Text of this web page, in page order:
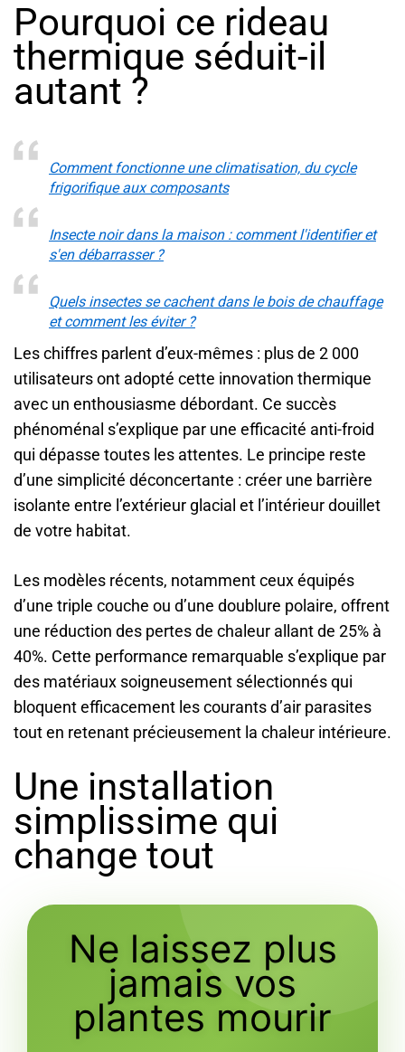
Pourquoi ce rideau
thermique séduit-il
autant ?
Comment fonctionne une climatisation, du cycle
frigorifique aux composants
Insecte noir dans la maison : comment l'identifier et
s'en débarrasser ?
Quels insectes se cachent dans le bois de chauffage
et comment les éviter ?
Les chiffres parlent d’eux-mêmes : plus de 2 000
utilisateurs ont adopté cette innovation thermique
avec un enthousiasme débordant. Ce succès
phénoménal s’explique par une efficacité anti-froid
qui dépasse toutes les attentes. Le principe reste
d’une simplicité déconcertante : créer une barrière
isolante entre l’extérieur glacial et l’intérieur douillet
de votre habitat.
Les modèles récents, notamment ceux équipés
d’une triple couche ou d’une doublure polaire, offrent
une réduction des pertes de chaleur allant de 25% à
40%. Cette performance remarquable s’explique par
des matériaux soigneusement sélectionnés qui
bloquent efficacement les courants d’air parasites
tout en retenant précieusement la chaleur intérieure.
Une installation
simplissime qui
change tout
Ne laissez plus
jamais vos
plantes mourir